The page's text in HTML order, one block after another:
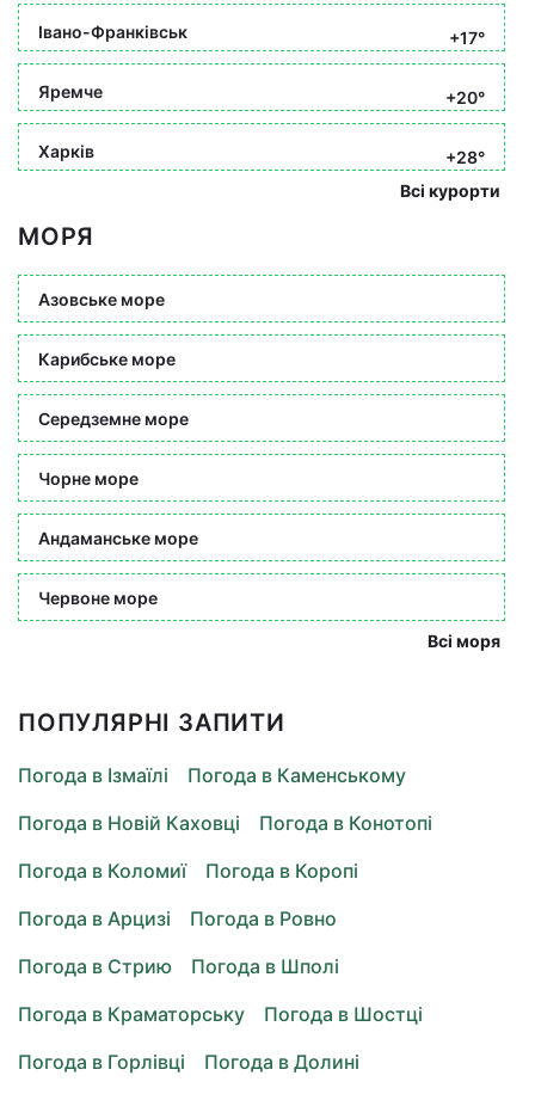
Івано-Франківськ +17°
Яремче +20°
Харків
+28°
Всі курорти
МОРЯ
Азовське море
Карибське море
Середземне море
Чорне море
Андаманське море
Червоне море
Всі моря
ПОПУЛЯРНІ ЗАПИТИ
Погода в Ізмаїлі
Погода в Каменському
Погода в Новій Каховці
Погода в Конотопі
Погода в Коломиї
Погода в Коропі
Погода в Арцизі
Погода в Ровно
Погода в Стрию
Погода в Шполі
Погода в Краматорську
Погода в Шостці
Погода в Горлівці
Погода в Долині